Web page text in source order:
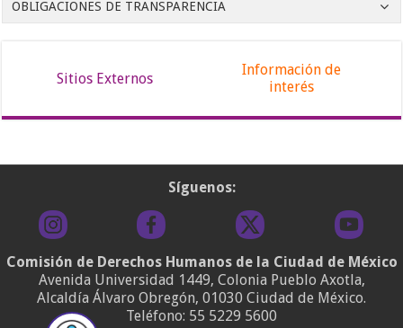
OBLIGACIONES DE TRANSPARENCIA
Sitios Externos
Información de
interés
Síguenos:
Comisión de Derechos Humanos de la Ciudad de México
Avenida Universidad 1449, Colonia Pueblo Axotla,
Alcaldía Álvaro Obregón, 01030 Ciudad de México.
Teléfono: 55 5229 5600